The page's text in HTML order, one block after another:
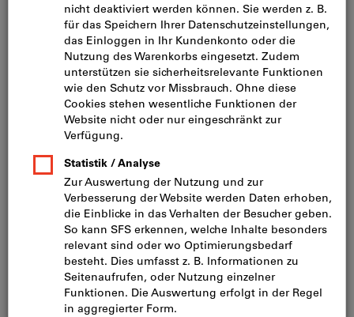
Sofort lieferbar
CHF 45.13
Preis pro 1 Stück
inkl. MwSt. zzgl. Versandkosten
NettoCHF 41.75
Artikel merken
Abmantelmesser mit
Hakenklinge „Secura“, TiN, für
Kabel-⌀: 8-28mm
Jokari®
Art.-Nr.: 328987